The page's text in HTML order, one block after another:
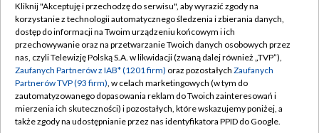
TVP
Abonament TVP
Emisja w TVP
Centrum informacji TVP
Naziemna Telewizja Cyfrowa
Regulamin TVP
Polityka prywatności
Moje zgody
Pomoc
Kliknij "Akceptuję i przechodzę do serwisu", aby wyrazić zgody na
korzystanie z technologii automatycznego śledzenia i zbierania danych,
dostęp do informacji na Twoim urządzeniu końcowym i ich
przechowywanie oraz na przetwarzanie Twoich danych osobowych przez
nas, czyli Telewizję Polską S.A. w likwidacji (zwaną dalej również „TVP”),
Zaufanych Partnerów z IAB* (1201 firm) oraz pozostałych Zaufanych
Partnerów TVP (93 firm), w celach marketingowych (w tym do
zautomatyzowanego dopasowania reklam do Twoich zainteresowań i
mierzenia ich skuteczności) i pozostałych, które wskazujemy poniżej, a
także zgody na udostępnianie przez nas identyfikatora PPID do Google.